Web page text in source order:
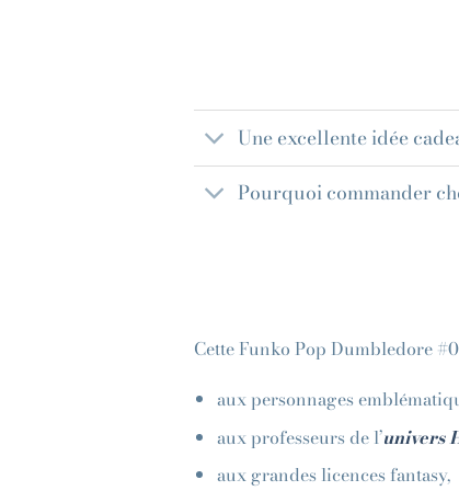
Une excellente idée
Pourquoi commander
Cette Funko Pop Dumbledore
aux personnages
aux professeurs de l’univers
aux grandes licences fantasy,